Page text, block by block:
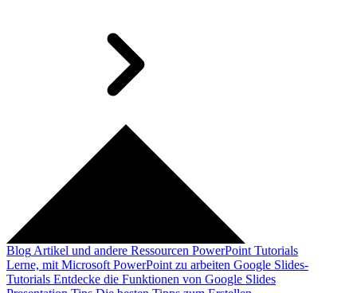
Blog Artikel und andere Ressourcen PowerPoint Tutorials
Lerne, mit Microsoft PowerPoint zu arbeiten Google Slides-
Tutorials Entdecke die Funktionen von Google Slides